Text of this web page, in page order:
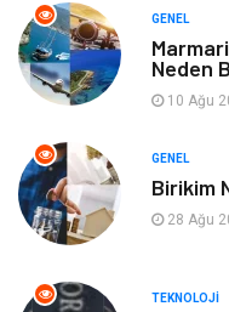
Bilgisayar & Yazılım
Mobilya
Tatil
Webmaster Araçları
Görsel
GENEL
Neden
10 Ağu
GENEL
Birikim
28 Ağu
TEKNOLOJI